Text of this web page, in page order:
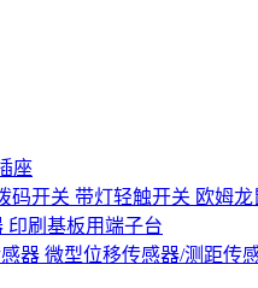
座
码开关 带灯轻触开关 欧姆
印刷基板用端子台
器 微型位移传感器/测距传